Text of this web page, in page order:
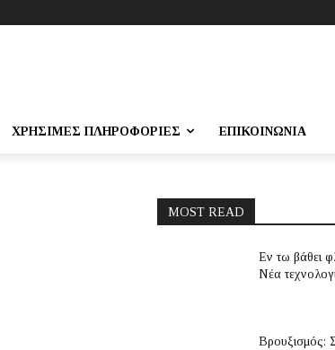
ΧΡΉΣΙΜΕΣ ΠΛΗΡΟΦΟΡΊΕΣ ΕΠΙΚΟΙΝΩΝΊΑ
MOST READ
Εν τω βάθει
Νέα
Βρουξισμός: